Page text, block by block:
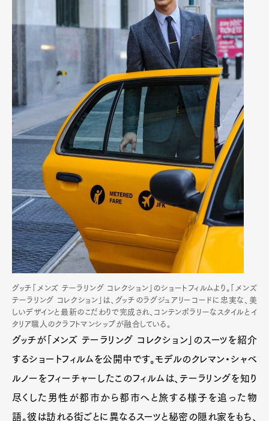
グッチ「メンズ テーラリング コレクション」のショートフィルムより。「メンズ
テーラリング コレクション」は、グッチのラグジュアリーコードに忠実な、美
しいデザインと最新のこだわりで完成され、コンテンポラリーなスタイルとイ
タリア職人のクラフトマンシップが融合している。
グッチが「メンズ テーラリング コレクション」のスーツを紹介
するショートフィルムを公開中です。モデルのクレマン・シャベ
ルノーをフィーチャーしたこのフィルムは、テーラリングを知り
尽くした男性が都市から都市へと旅する様子を追った物
語。彼は訪れる街ごとに異なるスーツと秘密の隠れ家をもち、